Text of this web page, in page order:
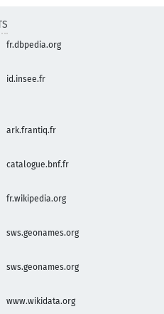
fr.dbpedia.org
id.insee.fr
ark.frantiq.fr
catalogue.bnf.fr
fr.wikipedia.org
sws.geonames.org
sws.geonames.org
www.wikidata.org